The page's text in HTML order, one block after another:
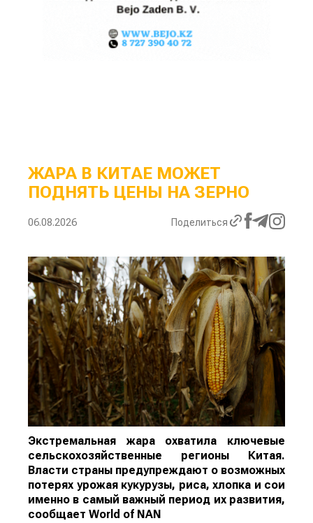
ЖАРА В КИТАЕ МОЖЕТ
ПОДНЯТЬ ЦЕНЫ НА ЗЕРНО
06.08.2026 Поделиться
Экстремальная жара охватила ключевые
сельскохозяйственные регионы Китая.
Власти страны предупреждают о возможных
потерях урожая кукурузы, риса, хлопка и сои
именно в самый важный период их развития,
сообщает World of NAN